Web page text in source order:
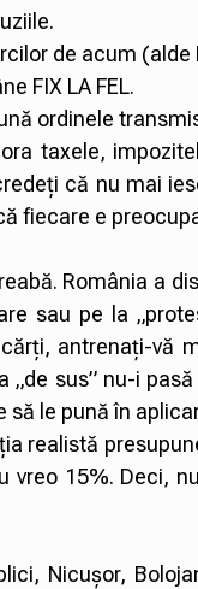
de acum
FIX LA FEL.
ordinele
taxele,
că nu mai
fiecare e
România a
sau pe la
antrenați-vă
„de sus” nu-i
să le pună în
realistă
vreo 15%. Deci,
Nicușor,